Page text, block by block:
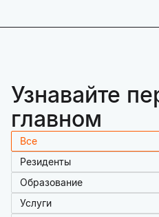
Узнавайте
главном
Все
Резиденты
Образование
Услуги